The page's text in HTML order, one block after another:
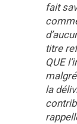
fait
titre
QUE
la